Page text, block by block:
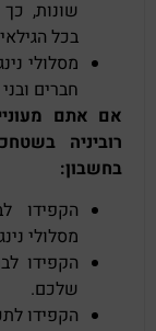
שונות,
בכל
מסלולי
חברים
אם אתם
רוביניה
בחשבון:
הקפידו
מסלולי
הקפידו
שלכם.
הקפידו